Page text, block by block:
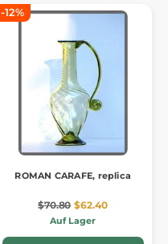
-12%
ROMAN CARAFE, replica
$70.80 $62.40
Auf Lager